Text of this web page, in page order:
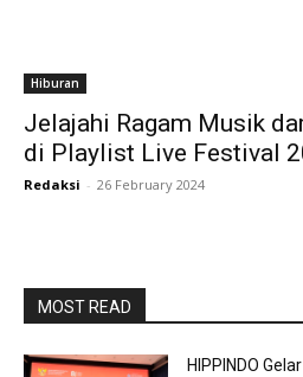
Hiburan
Jelajahi Ragam Musik
di Playlist Live Festival
Redaksi - 26 February 2024
MOST READ
HIPPINDO